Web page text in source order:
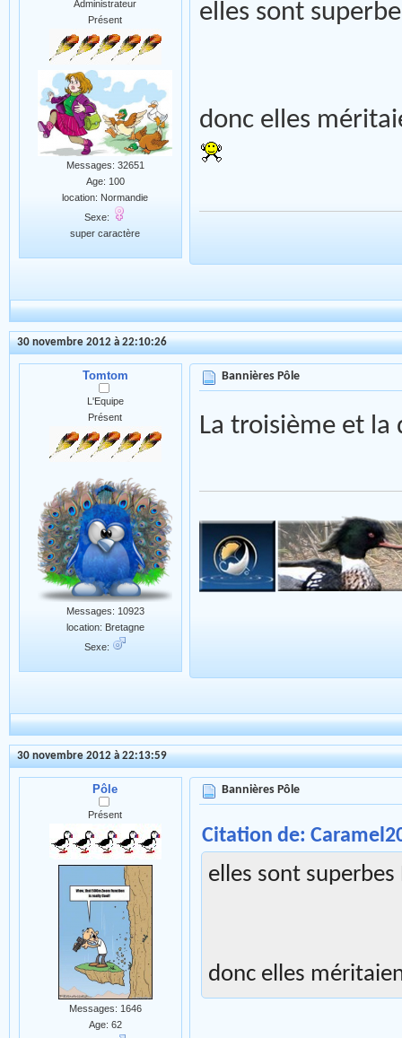
Administrateur
Présent
Messages: 32651
Age: 100
location: Normandie
Sexe:
super caractère
elles sont
donc elles
30 novembre 2012 à 22:10:26
Tomtom
L'Equipe
Présent
Messages: 10923
location: Bretagne
Sexe:
Bannières Pôle
La troisième et
30 novembre 2012 à 22:13:59
Pôle
Présent
Messages: 1646
Age: 62
Bannières Pôle
Citation de:
elles sont superbes
donc elles